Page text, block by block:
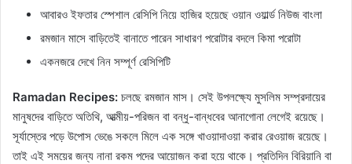
আবারও ইফতার স্পেশাল রেসিপি নিয়ে হাজির হয়েছে ওয়ান ওয়ার্ল্ড নিউজ বাংলা
রমজান মাসে বাড়িতেই বানাতে পারেন সাধারণ পরোটার বদলে কিমা পরোটা
একনজরে দেখে নিন সম্পূর্ণ রেসিপিটি
Ramadan Recipes: চলছে রমজান মাস। সেই উপলক্ষ্যে মুসলিম সম্প্রদায়ের
মানুষদের বাড়িতে অতিথি, আত্মীয়-পরিজন বা বন্ধু-বান্ধবের আনাগোনা লেগেই রয়েছে।
সূর্যাস্তের পড়ে উপোস ভেঙে সকলে মিলে এক সঙ্গে খাওয়াদাওয়া করার রেওয়াজ রয়েছে।
তাই এই সময়ের জন্য নানা রকম পদের আয়োজন করা হয়ে থাকে। প্রতিদিন বিরিয়ানি বা